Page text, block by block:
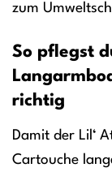
zum
So pflegst
richtig
Damit der Lil‘
Cartouche